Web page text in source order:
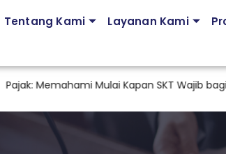
Tentang Kami Layanan Kami
Mulai Kapan SKT Wajib bagi Kuasa